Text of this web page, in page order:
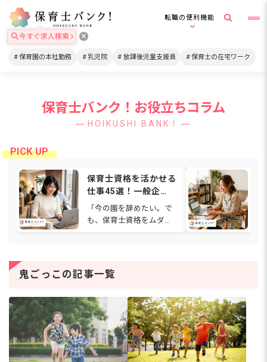
転職の便利機能
今すぐ求人検索
保育園の本社勤務 乳児院 放課後児童支援員 保育士の在宅ワーク
保育士バンク！お役立ちコラム
HOIKUSHI BANK！
保育士資格を活かせる
仕事45選！一般企
業・在宅・福祉など働
ける場所を解説
「今の園を辞めたい。で
も、保育士資格をムダに
の道を考える保育士さん
は少なくありません。保
鬼ごっこの記事一覧